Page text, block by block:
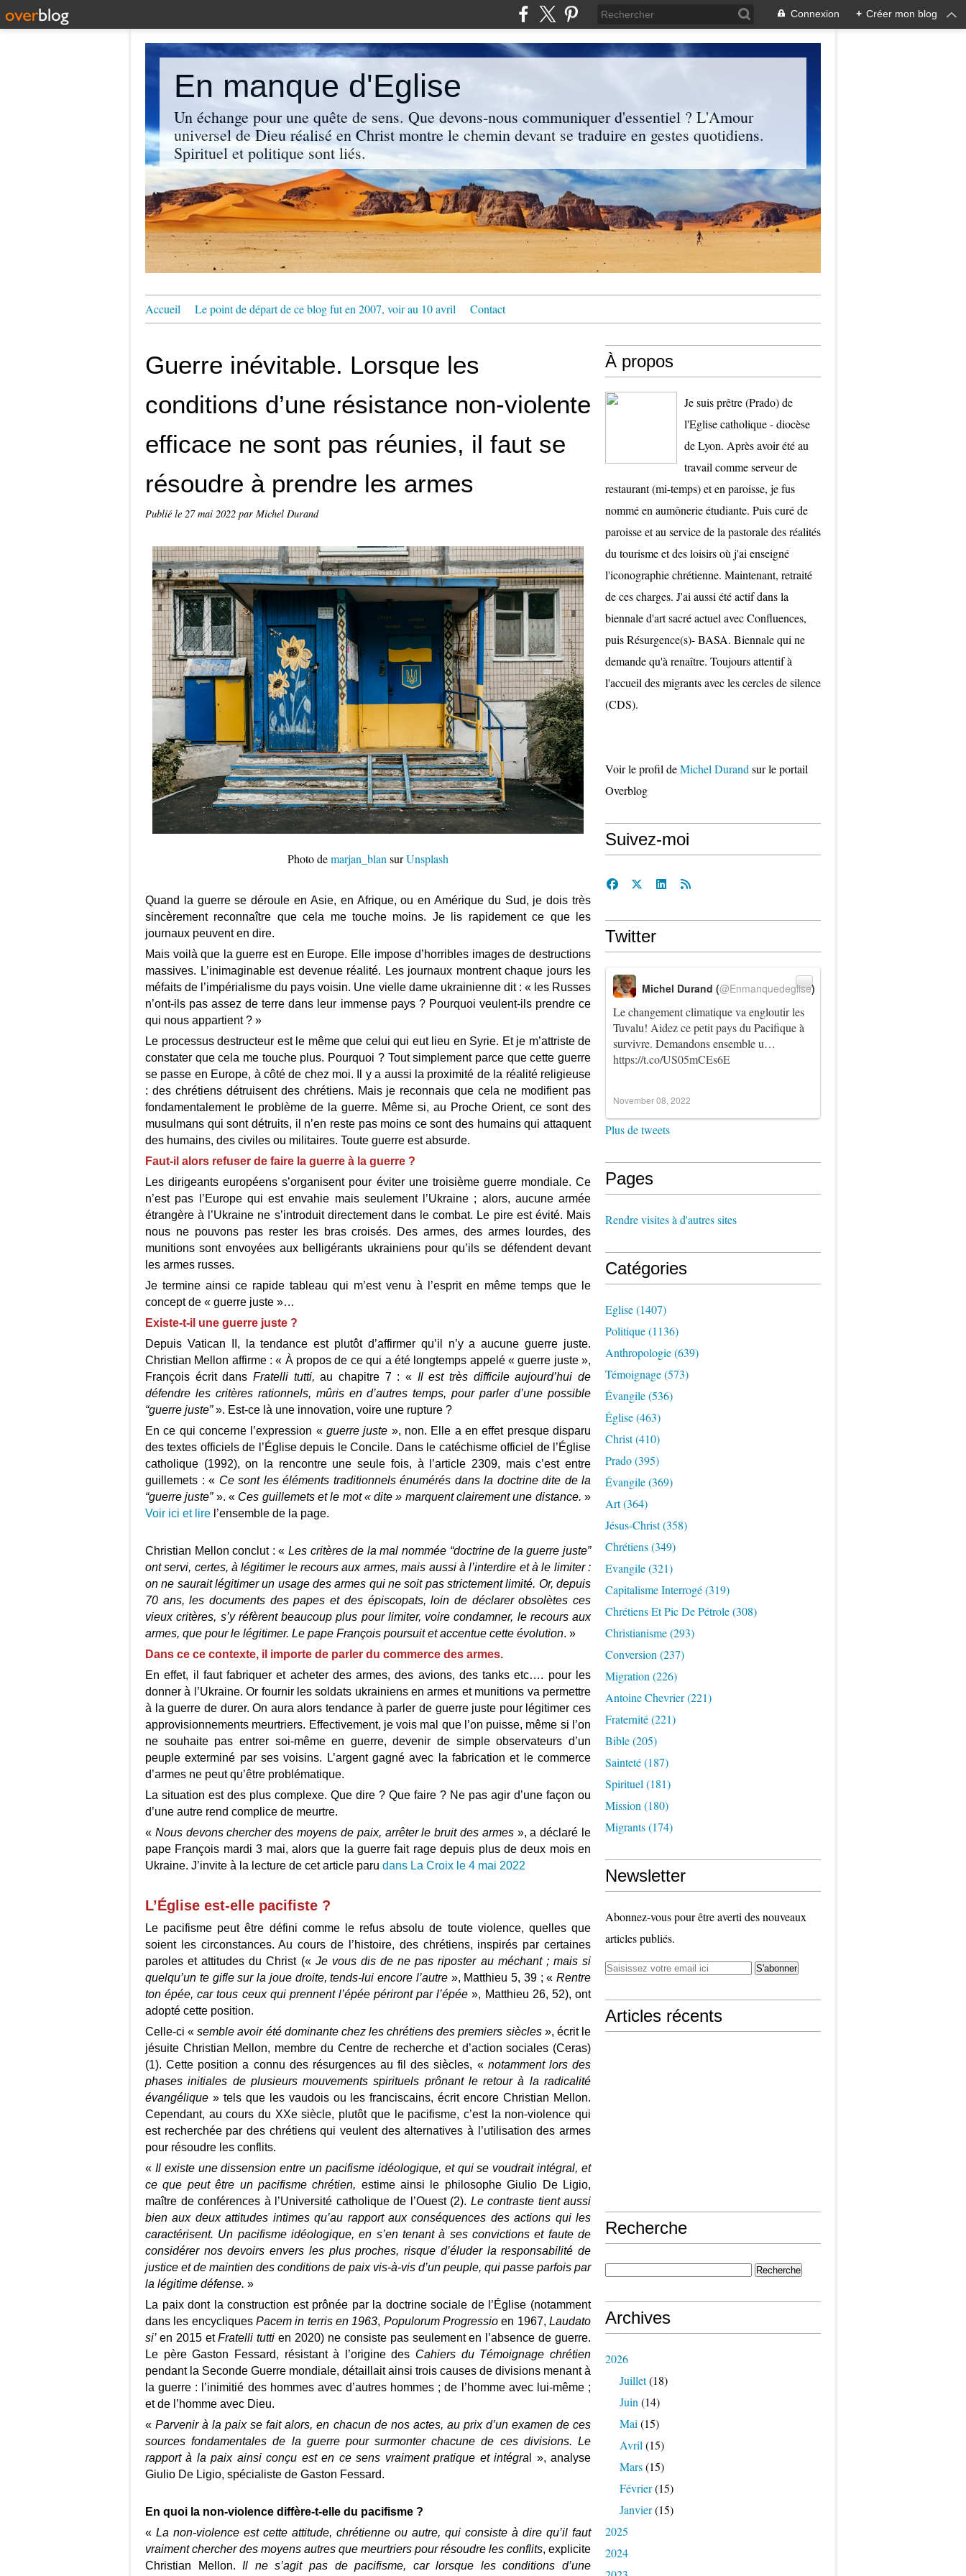
Connexion + Créer mon blog
En manque d'Eglise
Un échange pour une quête de sens. Que devons-nous communiquer d'essentiel ? L'Amour
universel de Dieu réalisé en Christ montre le chemin devant se traduire en gestes quotidiens.
Spirituel et politique sont liés.
Accueil Le point de départ de ce blog fut en 2007, voir au 10 avril Contact
Guerre inévitable. Lorsque les
conditions d’une résistance non-violente
efficace ne sont pas réunies, il faut se
résoudre à prendre les armes
Publié le 27 mai 2022 par Michel Durand
Photo demarjan_blan surUnsplash
Quand la guerre se déroule en Asie, en Afrique, ou en Amérique du Sud, je dois très
sincèrement reconnaître que cela me touche moins. Je lis rapidement ce que les
journaux peuvent en dire.
Mais voilà que la guerre est en Europe. Elle impose d’horribles images de destructions
massives. L’inimaginable est devenue réalité. Les journaux montrent chaque jours les
méfaits de l’impérialisme du pays voisin. Une vielle dame ukrainienne dit : « les Russes
n’ont-ils pas assez de terre dans leur immense pays ? Pourquoi veulent-ils prendre ce
qui nous appartient ? »
Le processus destructeur est le même que celui qui eut lieu en Syrie. Et je m’attriste de
constater que cela me touche plus. Pourquoi ? Tout simplement parce que cette guerre
se passe en Europe, à côté de chez moi. Il y a aussi la proximité de la réalité religieuse
: des chrétiens détruisent des chrétiens. Mais je reconnais que cela ne modifient pas
fondamentalement le problème de la guerre. Même si, au Proche Orient, ce sont des
musulmans qui sont détruits, il n’en reste pas moins ce sont des humains qui attaquent
des humains, des civiles ou militaires. Toute guerre est absurde.
Faut-il alors refuser de faire la guerre à la guerre ?
Les dirigeants européens s’organisent pour éviter une troisième guerre mondiale. Ce
n’est pas l’Europe qui est envahie mais seulement l’Ukraine ; alors, aucune armée
étrangère à l’Ukraine ne s’introduit directement dans le combat. Le pire est évité. Mais
nous ne pouvons pas rester les bras croisés. Des armes, des armes lourdes, des
munitions sont envoyées aux belligérants ukrainiens pour qu’ils se défendent devant
les armes russes.
Je termine ainsi ce rapide tableau qui m’est venu à l’esprit en même temps que le
concept de « guerre juste »…
Existe-t-il une guerre juste ?
Depuis Vatican II, la tendance est plutôt d’affirmer qu’il n’y a aucune guerre juste.
Christian Mellon affirme : « À propos de ce qui a été longtemps appelé « guerre juste »,
François écrit dans Fratelli tutti, au chapitre 7 : « Il est très difficile aujourd’hui de
défendre les critères rationnels, mûris en d’autres temps, pour parler d’une possible
“guerre juste”». Est-ce là une innovation, voire une rupture ?
En ce qui concerne l’expression « guerre juste », non. Elle a en effet presque disparu
des textes officiels de l’Église depuis le Concile. Dans le catéchisme officiel de l’Église
catholique (1992), on la rencontre une seule fois, à l’article 2309, mais c’est entre
guillemets : « Ce sont les éléments traditionnels énumérés dans la doctrine dite de la
“guerre juste”». « Ces guillemets et le mot « dite » marquent clairement une distance. »
Voir ici et lire l’ensemble de la page.
Christian Mellon conclut : « Les critères de la mal nommée “doctrine de la guerre juste”
ont servi, certes, à légitimer le recours aux armes, mais aussi à l’interdire et à le limiter :
on ne saurait légitimer un usage des armes qui ne soit pas strictement limité. Or, depuis
70 ans, les documents des papes et des épiscopats, loin de déclarer obsolètes ces
vieux critères, s’y réfèrent beaucoup plus pour limiter, voire condamner, le recours aux
armes, que pour le légitimer. Le pape François poursuit et accentue cette évolution. »
Dans ce ce contexte, il importe de parler du commerce des armes.
En effet, il faut fabriquer et acheter des armes, des avions, des tanks etc…. pour les
donner à l’Ukraine. Or fournir les soldats ukrainiens en armes et munitions va permettre
à la guerre de durer. On aura alors tendance à parler de guerre juste pour légitimer ces
approvisionnements meurtriers. Effectivement, je vois mal que l’on puisse, même si l’on
ne souhaite pas entrer soi-même en guerre, devenir de simple observateurs d’un
peuple exterminé par ses voisins. L’argent gagné avec la fabrication et le commerce
d’armes ne peut qu’être problématique.
La situation est des plus complexe. Que dire ? Que faire ? Ne pas agir d’une façon ou
d’une autre rend complice de meurtre.
« Nous devons chercher des moyens de paix, arrêter le bruit des armes», a déclaré le
pape François mardi 3 mai, alors que la guerre fait rage depuis plus de deux mois en
Ukraine. J’invite à la lecture de cet article paru dans La Croix le 4 mai 2022
L’Église est-elle pacifiste ?
Le pacifisme peut être défini comme le refus absolu de toute violence, quelles que
soient les circonstances. Au cours de l’histoire, des chrétiens, inspirés par certaines
paroles et attitudes du Christ (« Je vous dis de ne pas riposter au méchant ; mais si
quelqu’un te gifle sur la joue droite, tends-lui encore l’autre », Matthieu 5, 39 ; « Rentre
ton épée, car tous ceux qui prennent l’épée périront par l’épée», Matthieu 26, 52), ont
adopté cette position.
Celle-ci «semble avoir été dominante chez les chrétiens des premiers siècles», écrit le
jésuite Christian Mellon, membre du Centre de recherche et d’action sociales (Ceras)
(1). Cette position a connu des résurgences au fil des siècles, «notamment lors des
phases initiales de plusieurs mouvements spirituels prônant le retour à la radicalité
évangélique » tels que les vaudois ou les franciscains, écrit encore Christian Mellon.
Cependant, au cours du XXe siècle, plutôt que le pacifisme, c’est la non-violence qui
est recherchée par des chrétiens qui veulent des alternatives à l’utilisation des armes
pour résoudre les conflits.
« Il existe une dissension entre un pacifisme idéologique, et qui se voudrait intégral, et
ce que peut être un pacifisme chrétien, estime ainsi le philosophe Giulio De Ligio,
maître de conférences à l’Université catholique de l’Ouest (2). Le contraste tient aussi
bien aux deux attitudes intimes qu’au rapport aux conséquences des actions qui les
caractérisent. Un pacifisme idéologique, en s’en tenant à ses convictions et faute de
considérer nos devoirs envers les plus proches, risque d’éluder la responsabilité de
justice et de maintien des conditions de paix vis-à-vis d’un peuple, qui passe parfois par
la légitime défense. »
La paix dont la construction est prônée par la doctrine sociale de l’Église (notamment
dans les encycliques Pacem in terris en 1963, Populorum Progressioen 1967,Laudato
si’ en 2015 etFratelli tutti en 2020) ne consiste pas seulement en l’absence de guerre.
Le père Gaston Fessard, résistant à l’origine des Cahiers du Témoignage chrétien
pendant la Seconde Guerre mondiale, détaillait ainsi trois causes de divisions menant à
la guerre : l’inimitié des hommes avec d’autres hommes ; de l’homme avec lui-même ;
et de l’homme avec Dieu.
«Parvenir à la paix se fait alors, en chacun de nos actes, au prix d’un examen de ces
sources fondamentales de la guerre pour surmonter chacune de ces divisions. Le
rapport à la paix ainsi conçu est en ce sens vraiment pratique et intégra l », analyse
Giulio De Ligio, spécialiste de Gaston Fessard.
En quoi la non‑violence diffère-t-elle du pacifisme ?
« La non-violence est cette attitude, chrétienne ou autre, qui consiste à dire qu’il faut
vraiment chercher des moyens autres que meurtriers pour résoudre les conflits, explicite
Christian Mellon.Il ne s’agit pas de pacifisme, car lorsque les conditions d’une
À propos
Je suis prêtre (Prado) de
l'Eglise catholique - diocèse
de Lyon. Après avoir été au
travail comme serveur de
restaurant (mi-temps) et en paroisse, je fus
nommé en aumônerie étudiante. Puis curé de
paroisse et au service de la pastorale des réalités
du tourisme et des loisirs où j'ai enseigné
l'iconographie chrétienne. Maintenant, retraité
de ces charges. J'ai aussi été actif dans la
biennale d'art sacré actuel avec Confluences,
puis Résurgence(s)- BASA. Biennale qui ne
demande qu'à renaître. Toujours attentif à
l'accueil des migrants avec les cercles de silence
(CDS).
Voir le profil deMichel Durand sur le portail
Overblog
Suivez-moi
Twitter
Le changement climatique va engloutir les
Tuvalu! Aidez ce petit pays du Pacifique à
survivre. Demandons ensemble u…
https://t.co/US05mCEs6E
Michel Durand (@Enmanquedeglise)
November 08, 2022
Plus de tweets
Pages
Rendre visites à d'autres sites
Catégories
Eglise(1407)
Politique(1136)
Anthropologie(639)
Témoignage(573)
Évangile(536)
Église(463)
Christ(410)
Prado(395)
Évangile(369)
Art(364)
Jésus-Christ(358)
Chrétiens(349)
Evangile(321)
Capitalisme Interrogé(319)
Chrétiens Et Pic De Pétrole(308)
Christianisme(293)
Conversion (237)
Migration (226)
Antoine Chevrier(221)
Fraternité(221)
Bible(205)
Sainteté(187)
Spirituel (181)
Mission (180)
Migrants(174)
Newsletter
Abonnez-vous pour être averti des nouveaux
articles publiés.
Articles récents
Recherche
Archives
2026
Juillet(18)
Juin (14)
Mai (15)
Avril (15)
Mars(15)
Février(15)
Janvier(15)
2025
2024